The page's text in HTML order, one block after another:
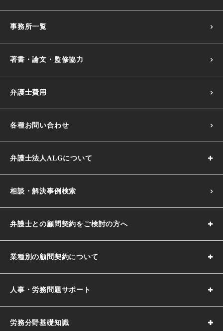
事務所一覧
著書・論文・監修協力
弁護士費用
各種お問い合わせ
弁護士法人ALGについて
相談・解決事例検索
弁護士との顧問契約をご検討の方へ
業種別の顧問契約について
人事・労務問題サポート
労務分野基礎知識